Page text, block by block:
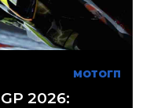
МОТОГП
2026: